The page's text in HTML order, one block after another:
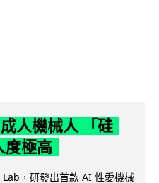
人機械人 「硅
度極高
，研發出首款 AI 性愛機械